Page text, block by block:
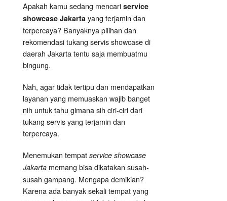
Apakah kamu sedang mencari service
showcase Jakarta yang terjamin dan
terpercaya? Banyaknya pilihan dan
rekomendasi tukang servis showcase di
daerah Jakarta tentu saja membuatmu
bingung.
Nah, agar tidak tertipu dan mendapatkan
layanan yang memuaskan wajib banget
nih untuk tahu gimana sih ciri-ciri dari
tukang servis yang terjamin dan
terpercaya.
Menemukan tempat service showcase
Jakarta memang bisa dikatakan susah-
susah gampang. Mengapa demikian?
Karena ada banyak sekali tempat yang